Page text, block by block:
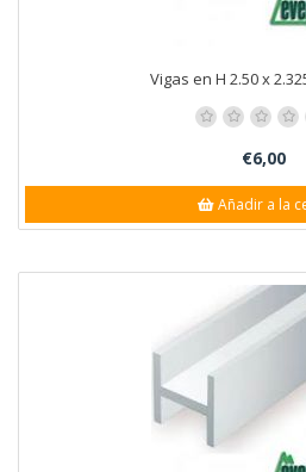
Vigas en H 2.50 x
€6,00
Añadir a la